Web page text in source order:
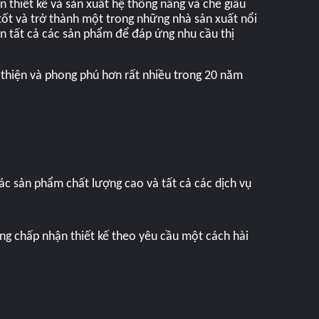
kế và sản xuất hệ thống nâng và che giấu
và trở thành một trong những nhà sản xuất nổi
tất cả các sản phẩm để đáp ứng nhu cầu thị
và phong phú hơn rất nhiều trong 20 năm
sản phẩm chất lượng cao và tất cả các dịch vụ
chấp nhận thiết kế theo yêu cầu một cách hài